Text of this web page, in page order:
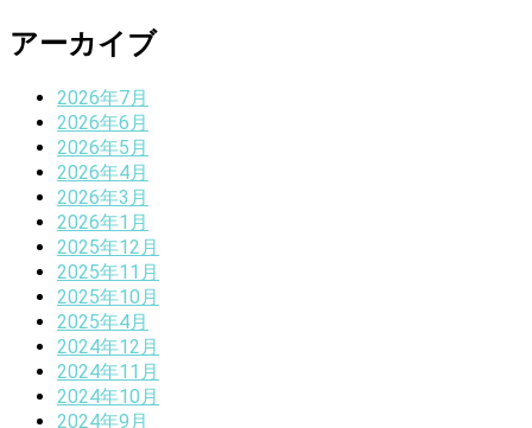
アーカイブ
2026年7月
2026年6月
2026年5月
2026年4月
2026年3月
2026年1月
2025年12月
2025年11月
2025年10月
2025年4月
2024年12月
2024年11月
2024年10月
2024年9月